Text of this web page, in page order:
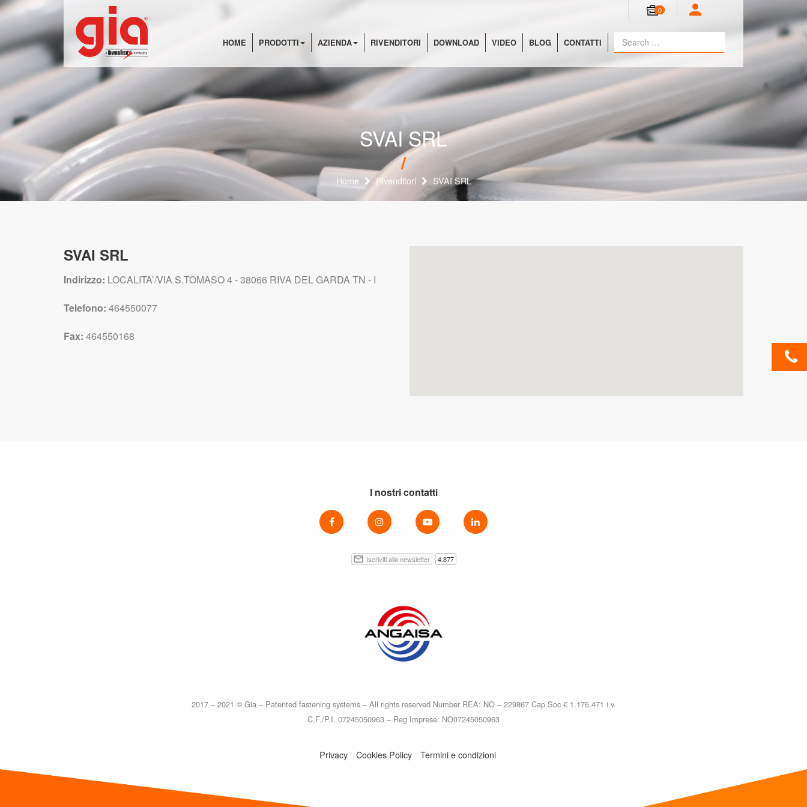
0
HOME PRODOTTI AZIENDA RIVENDITORI DOWNLOAD VIDEO BLOG CONTATTI
SVAI SRL
Home Rivenditori SVAI SRL
SVAI SRL
Indirizzo: LOCALITA’/VIA S.TOMASO 4 - 38066 RIVA DEL GARDA TN - I
Telefono: 464550077
Fax: 464550168
I nostri contatti
2017 – 2021 © Gia – Patented fastening systems – All rights reserved Number REA: NO – 229867 Cap Soc € 1.176.471 i.v.
C.F./P.I. 07245050963 – Reg Imprese: NO07245050963
Privacy Cookies Policy Termini e condizioni